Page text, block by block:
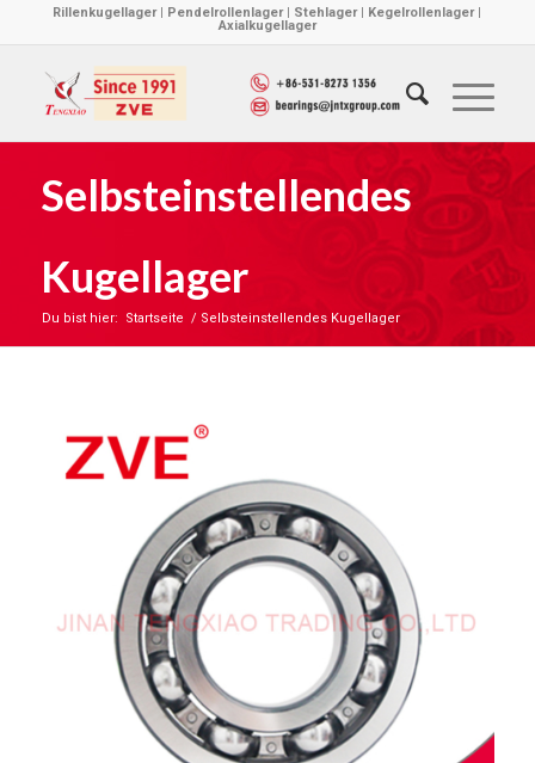
Rillenkugellager | Pendelrollenlager | Stehlager | Kegelrollenlager |
Axialkugellager
Selbsteinstellendes
Kugellager
Du bist hier: Startseite / Selbsteinstellendes Kugellager